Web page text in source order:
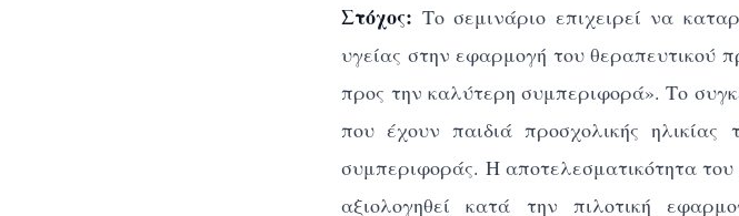
Στόχος: Το σεμινάριο επιχειρεί να
υγείας στην εφαρμογή του θεραπευτικού
προς την καλύτερη συμπεριφορά». Το
που έχουν παιδιά προσχολικής
συμπεριφοράς. Η αποτελεσματικότητα
αξιολογηθεί κατά την πιλοτική